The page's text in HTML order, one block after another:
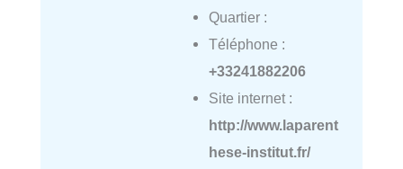
Quartier :
Téléphone :
+33241882206
Site internet :
http://www.laparent
hese-institut.fr/